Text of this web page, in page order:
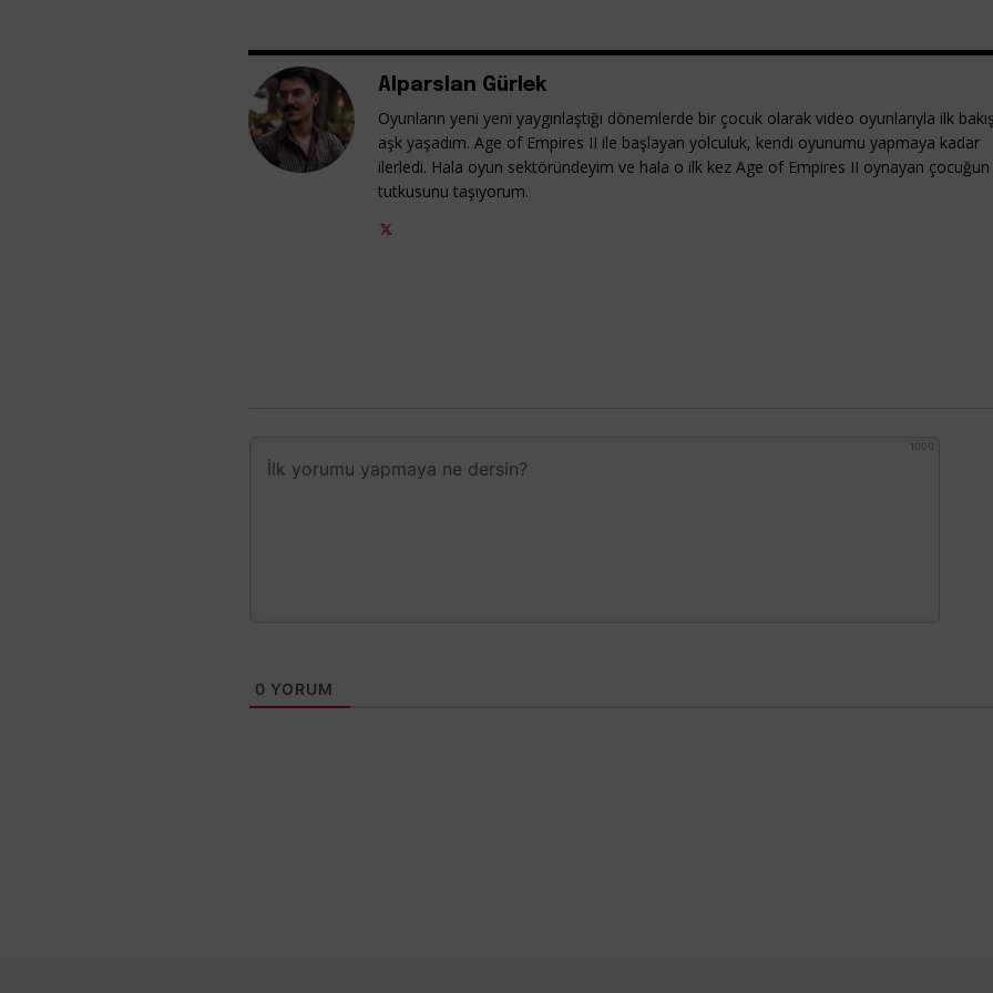
Alparslan Gürlek
Oyunların yeni yeni yaygınlaştığı dönemlerde bir çocuk olarak video oyunlarıyla ilk
aşk yaşadım. Age of Empires II ile başlayan yolculuk, kendi oyunumu yapmaya kadar
ilerledi. Hala oyun sektöründeyim ve hala o ilk kez Age of Empires II oynayan çocuğun
tutkusunu taşıyorum.
1000
0 YORUM